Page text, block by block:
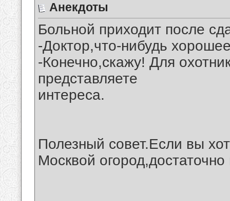
Анекдоты
Больной приходит после
-Доктор,что-нибудь
-Конечно,скажу! Для
представляете
интереса.
Полезный совет.Если вы
Москвой